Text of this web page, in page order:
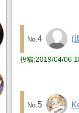
4 (
2019/04/06
5